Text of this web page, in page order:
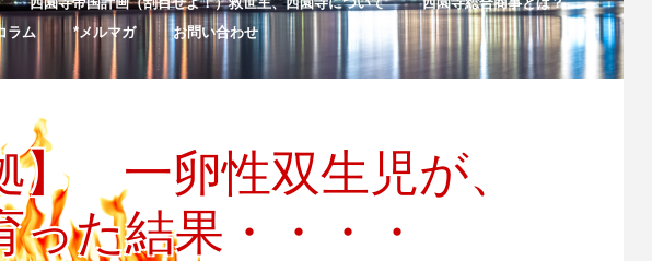
ラム *メルマガ お問い合わせ
】 一卵性双生児が、
た結果・・・・